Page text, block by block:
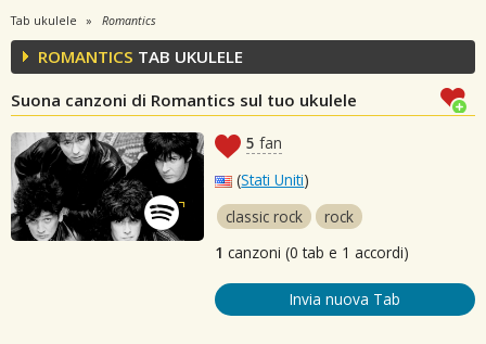
Tab ukulele Romantics
ROMANTICS TAB UKULELE
Suona canzoni di Romantics sul tuo ukulele
5 fan
(Stati Uniti)
classic rock
rock
1 canzoni (0 tab e 1 accordi)
Invia nuova Tab